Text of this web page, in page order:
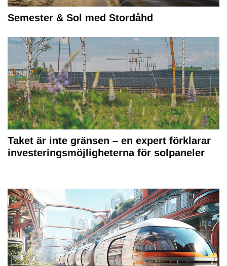
Semester & Sol med Stordåhd
Taket är inte gränsen – en expert förklarar
investeringsmöjligheterna för solpaneler